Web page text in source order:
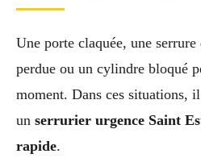
Une porte claquée, une
perdue ou un cylindre bloqué
moment. Dans ces situations,
un serrurier urgence Saint
rapide.